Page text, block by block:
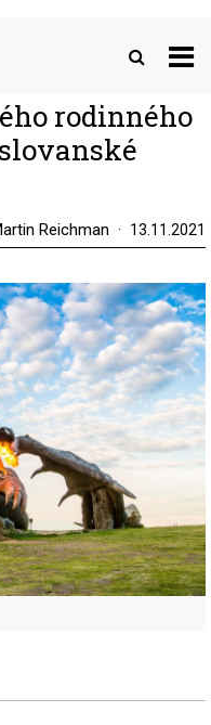
rodinného
Reichman 13.11.2021